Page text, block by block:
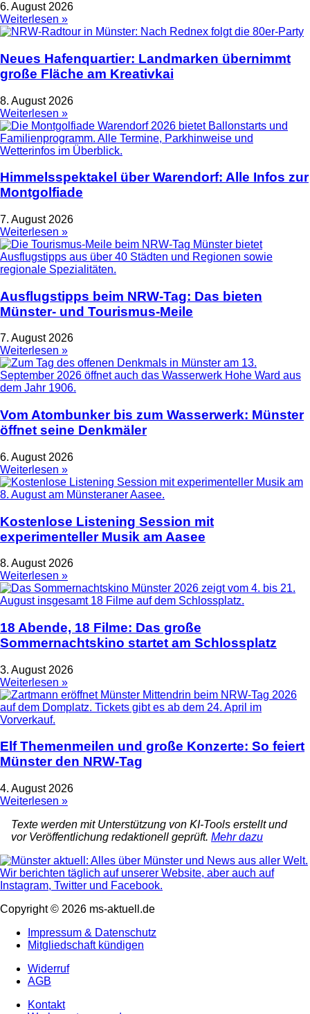
6. August 2026
Weiterlesen »
Neues Hafenquartier: Landmarken übernimmt
große Fläche am Kreativkai
8. August 2026
Weiterlesen »
Himmelsspektakel über Warendorf: Alle Infos zur
Montgolfiade
7. August 2026
Weiterlesen »
Ausflugstipps beim NRW-Tag: Das bieten
Münster- und Tourismus-Meile
7. August 2026
Weiterlesen »
Vom Atombunker bis zum Wasserwerk: Münster
öffnet seine Denkmäler
6. August 2026
Weiterlesen »
Kostenlose Listening Session mit
experimenteller Musik am Aasee
8. August 2026
Weiterlesen »
18 Abende, 18 Filme: Das große
Sommernachtskino startet am Schlossplatz
3. August 2026
Weiterlesen »
Elf Themenmeilen und große Konzerte: So feiert
Münster den NRW-Tag
4. August 2026
Weiterlesen »
Texte werden mit Unterstützung von KI-Tools erstellt und
vor Veröffentlichung redaktionell geprüft. Mehr dazu
Copyright © 2026 ms-aktuell.de
Impressum & Datenschutz
Mitgliedschaft kündigen
Widerruf
AGB
Kontakt